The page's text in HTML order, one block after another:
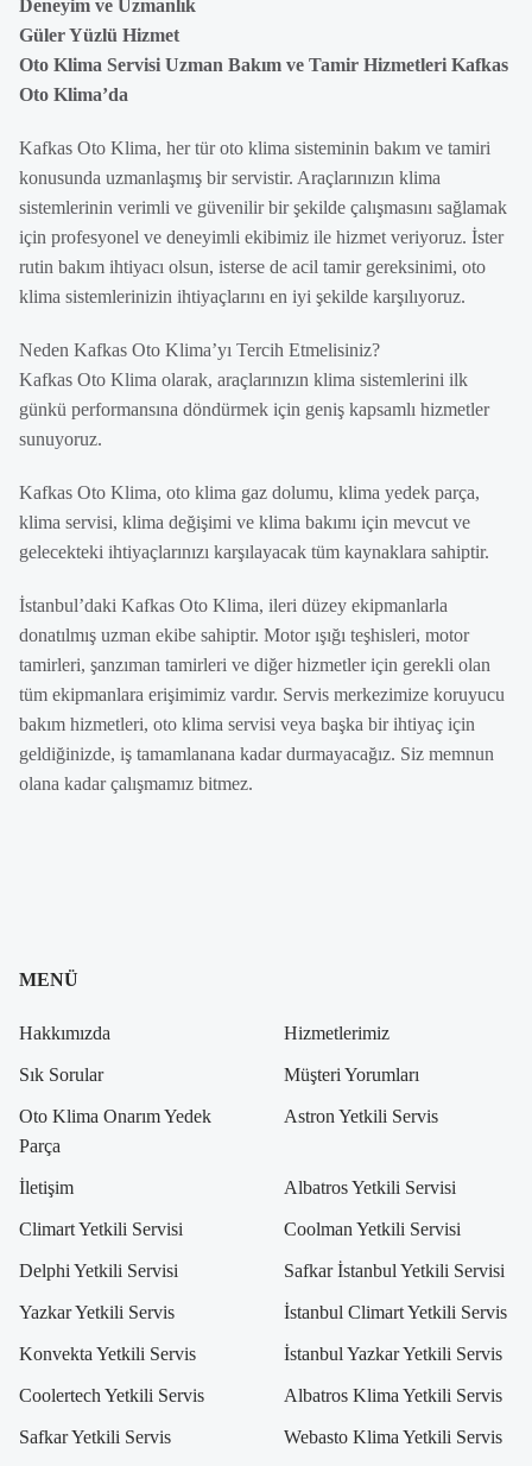
Deneyim ve Uzmanlık
Güler Yüzlü Hizmet
Oto Klima Servisi Uzman Bakım ve Tamir Hizmetleri Kafkas
Oto Klima’da
Kafkas Oto Klima, her tür oto klima sisteminin bakım ve tamiri
konusunda uzmanlaşmış bir servistir. Araçlarınızın klima
sistemlerinin verimli ve güvenilir bir şekilde çalışmasını sağlamak
için profesyonel ve deneyimli ekibimiz ile hizmet veriyoruz. İster
rutin bakım ihtiyacı olsun, isterse de acil tamir gereksinimi, oto
klima sistemlerinizin ihtiyaçlarını en iyi şekilde karşılıyoruz.
Neden Kafkas Oto Klima’yı Tercih Etmelisiniz?
Kafkas Oto Klima olarak, araçlarınızın klima sistemlerini ilk
günkü performansına döndürmek için geniş kapsamlı hizmetler
sunuyoruz.
Kafkas Oto Klima, oto klima gaz dolumu, klima yedek parça,
klima servisi, klima değişimi ve klima bakımı için mevcut ve
gelecekteki ihtiyaçlarınızı karşılayacak tüm kaynaklara sahiptir.
İstanbul’daki Kafkas Oto Klima, ileri düzey ekipmanlarla
donatılmış uzman ekibe sahiptir. Motor ışığı teşhisleri, motor
tamirleri, şanzıman tamirleri ve diğer hizmetler için gerekli olan
tüm ekipmanlara erişimimiz vardır. Servis merkezimize koruyucu
bakım hizmetleri, oto klima servisi veya başka bir ihtiyaç için
geldiğinizde, iş tamamlanana kadar durmayacağız. Siz memnun
olana kadar çalışmamız bitmez.
MENÜ
Hakkımızda Hizmetlerimiz
Sık Sorular Müşteri Yorumları
Oto Klima Onarım Yedek
Parça
Astron Yetkili Servis
İletişim Albatros Yetkili Servisi
Climart Yetkili Servisi Coolman Yetkili Servisi
Delphi Yetkili Servisi Safkar İstanbul Yetkili Servisi
Yazkar Yetkili Servis İstanbul Climart Yetkili Servis
Konvekta Yetkili Servis İstanbul Yazkar Yetkili Servis
Coolertech Yetkili Servis Albatros Klima Yetkili Servis
Safkar Yetkili Servis Webasto Klima Yetkili Servis